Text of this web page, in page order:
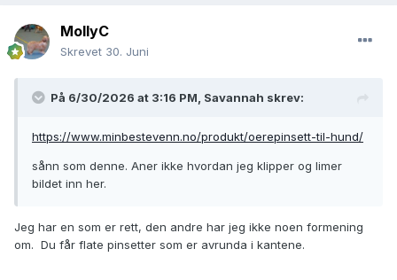
MollyC
Skrevet 30. Juni
På 6/30/2026 at 3:16 PM, Savannah skrev:
https://www.minbestevenn.no/produkt/oerepinsett-til-hund/
sånn som denne. Aner ikke hvordan jeg klipper og limer
bildet inn her.
Jeg har en som er rett, den andre har jeg ikke noen formening
om. Du får flate pinsetter som er avrunda i kantene.